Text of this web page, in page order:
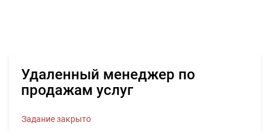
Удаленный менеджер по
продажам услуг
Задание закрыто